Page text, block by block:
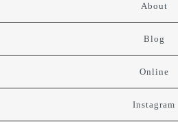
About
Blog
Online
Instagram